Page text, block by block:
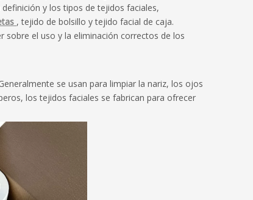
y los tipos de tejidos faciales,
, tejido de bolsillo y tejido facial de caja.
sobre el uso y la eliminación correctos de los
se usan para limpiar la nariz, los ojos
los tejidos faciales se fabrican para ofrecer